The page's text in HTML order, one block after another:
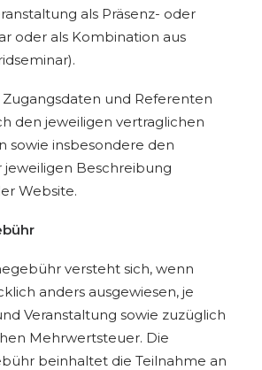
als Präsenz- oder
oder als Kombination aus
Zugangsdaten und Referenten
den jeweiligen vertraglichen
sowie insbesondere den
jeweiligen Beschreibung
Website.
versteht sich, wenn
anders ausgewiesen, je
Veranstaltung sowie zuzüglich
Mehrwertsteuer. Die
beinhaltet die Teilnahme an